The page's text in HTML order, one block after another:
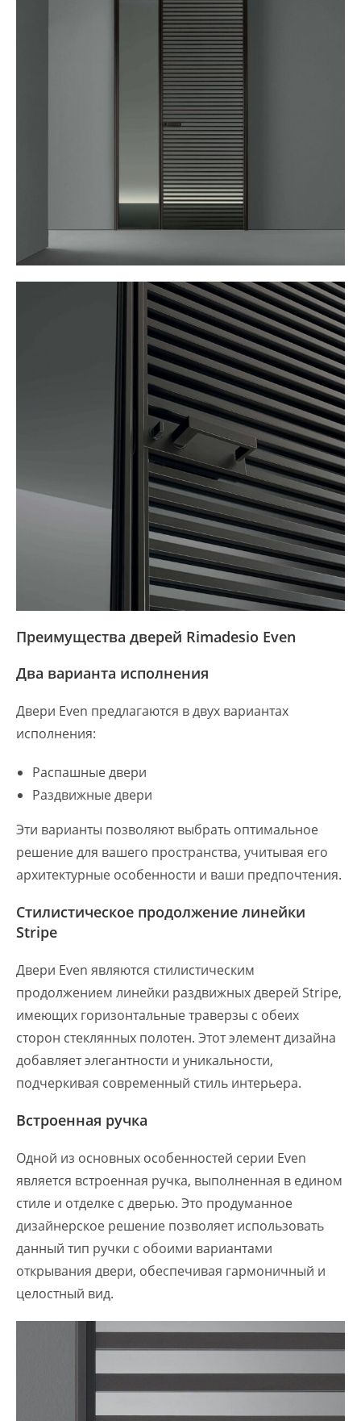
Преимущества дверей Rimadesio Even
Два варианта исполнения
Двери Even предлагаются в двух вариантах
исполнения:
Распашные двери
Раздвижные двери
Эти варианты позволяют выбрать оптимальное
решение для вашего пространства, учитывая его
архитектурные особенности и ваши предпочтения.
Стилистическое продолжение линейки
Stripe
Двери Even являются стилистическим
продолжением линейки раздвижных дверей Stripe,
имеющих горизонтальные траверзы с обеих
сторон стеклянных полотен. Этот элемент дизайна
добавляет элегантности и уникальности,
подчеркивая современный стиль интерьера.
Встроенная ручка
Одной из основных особенностей серии Even
является встроенная ручка, выполненная в едином
стиле и отделке с дверью. Это продуманное
дизайнерское решение позволяет использовать
данный тип ручки с обоими вариантами
открывания двери, обеспечивая гармоничный и
целостный вид.